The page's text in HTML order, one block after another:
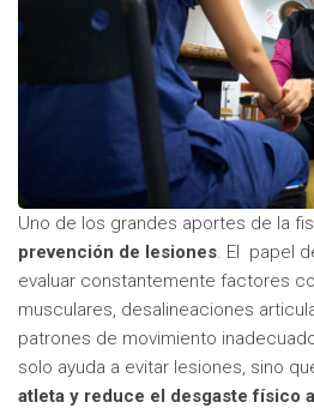
Uno de los grandes aportes de la
prevención de lesiones . El papel
evaluar constantemente factores
musculares, desalineaciones
patrones de movimiento
solo ayuda a evitar lesiones, sino
atleta y reduce el desgaste físico